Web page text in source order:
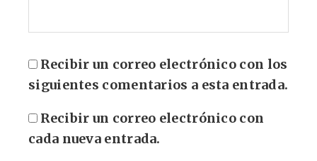
Recibir un correo electrónico con los
siguientes comentarios a esta entrada.
Recibir un correo electrónico con
cada nueva entrada.